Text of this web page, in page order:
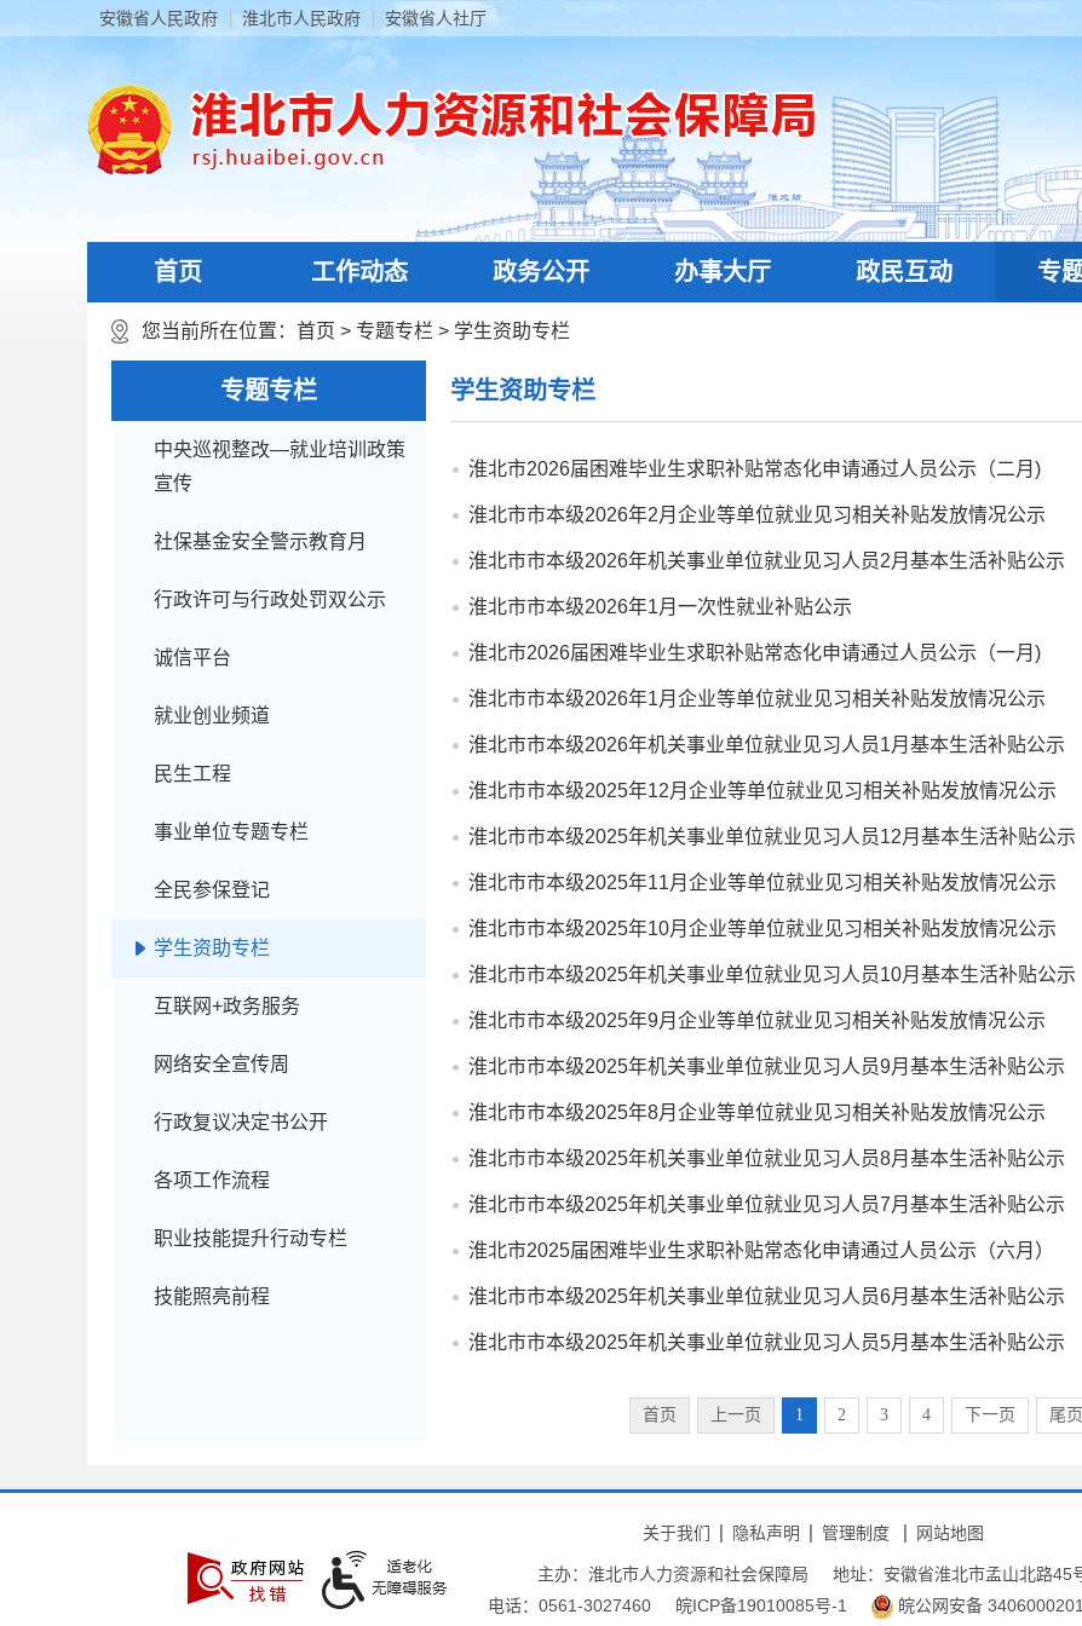
安徽省人民政府 淮北市人民政府 安徽省人社厅
首页 工作动态 政务公开 办事大厅 政民互动 专
您当前所在位置： 首页 > 专题专栏 > 学生资助专栏
专题专栏
中央巡视整改—就业培训政策
宣传
社保基金安全警示教育月
行政许可与行政处罚双公示
诚信平台
就业创业频道
民生工程
事业单位专题专栏
全民参保登记
学生资助专栏
互联网+政务服务
网络安全宣传周
行政复议决定书公开
各项工作流程
职业技能提升行动专栏
技能照亮前程
学生资助专栏
淮北市2026届困难毕业生求职补贴常态化申请通过人员公示（二月)
淮北市市本级2026年2月企业等单位就业见习相关补贴发放情况公示
淮北市市本级2026年机关事业单位就业见习人员2月基本生活补贴公示
淮北市市本级2026年1月一次性就业补贴公示
淮北市2026届困难毕业生求职补贴常态化申请通过人员公示（一月)
淮北市市本级2026年1月企业等单位就业见习相关补贴发放情况公示
淮北市市本级2026年机关事业单位就业见习人员1月基本生活补贴公示
淮北市市本级2025年12月企业等单位就业见习相关补贴发放情况公示
淮北市市本级2025年机关事业单位就业见习人员12月基本生活补贴公示
淮北市市本级2025年11月企业等单位就业见习相关补贴发放情况公示
淮北市市本级2025年10月企业等单位就业见习相关补贴发放情况公示
淮北市市本级2025年机关事业单位就业见习人员10月基本生活补贴公示
淮北市市本级2025年9月企业等单位就业见习相关补贴发放情况公示
淮北市市本级2025年机关事业单位就业见习人员9月基本生活补贴公示
淮北市市本级2025年8月企业等单位就业见习相关补贴发放情况公示
淮北市市本级2025年机关事业单位就业见习人员8月基本生活补贴公示
淮北市市本级2025年机关事业单位就业见习人员7月基本生活补贴公示
淮北市2025届困难毕业生求职补贴常态化申请通过人员公示（六月）
淮北市市本级2025年机关事业单位就业见习人员6月基本生活补贴公示
淮北市市本级2025年机关事业单位就业见习人员5月基本生活补贴公示
首页 上一页 1 2 3 4 下一页 尾页
关于我们 隐私声明 管理制度 网站地图
主办：淮北市人力资源和社会保障局
地址：安徽省淮北市孟山北路45
电话：0561-3027460
皖ICP备19010085号-1 皖公网安备